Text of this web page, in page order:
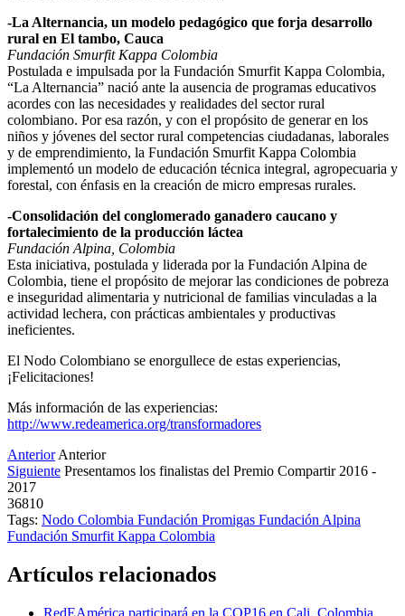
-La Alternancia, un modelo pedagógico que forja desarrollo
rural en El tambo, Cauca
Fundación Smurfit Kappa Colombia
Postulada e impulsada por la Fundación Smurfit Kappa Colombia,
“La Alternancia” nació ante la ausencia de programas educativos
acordes con las necesidades y realidades del sector rural
colombiano. Por esa razón, y con el propósito de generar en los
niños y jóvenes del sector rural competencias ciudadanas, laborales
y de emprendimiento, la Fundación Smurfit Kappa Colombia
implementó un modelo de educación técnica integral, agropecuaria y
forestal, con énfasis en la creación de micro empresas rurales.
-Consolidación del conglomerado ganadero caucano y
fortalecimiento de la producción láctea
Fundación Alpina, Colombia
Esta iniciativa, postulada y liderada por la Fundación Alpina de
Colombia, tiene el propósito de mejorar las condiciones de pobreza
e inseguridad alimentaria y nutricional de familias vinculadas a la
actividad lechera, con prácticas ambientales y productivas
ineficientes.
El Nodo Colombiano se enorgullece de estas experiencias,
¡Felicitaciones!
Más información de las experiencias:
http://www.redeamerica.org/transformadores
Anterior Anterior
Siguiente Presentamos los finalistas del Premio Compartir 2016 -
2017
36810
Tags: Nodo Colombia Fundación Promigas Fundación Alpina
Fundación Smurfit Kappa Colombia
Artículos relacionados
RedEAmérica participará en la COP16 en Cali, Colombia